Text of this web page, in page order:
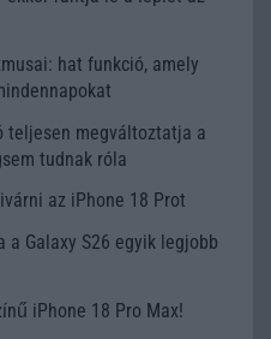
hat funkció, amely
teljesen megváltoztatja a
tudnak róla
az iPhone 18 Prot
a Galaxy S26 egyik legjobb
iPhone 18 Pro Max!